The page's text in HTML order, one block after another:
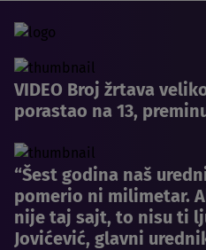
VIDEO Broj žrtava
porastao na 13,
“Šest godina naš
pomerio ni milimetar.
nije taj sajt, to nisu ti
Jovićević, glavni